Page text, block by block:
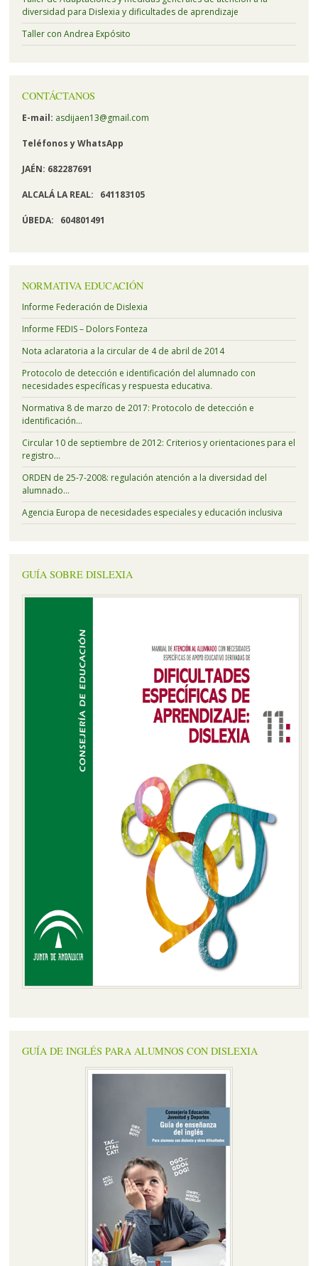
diversidad para Dislexia y dificultades de aprendizaje
Taller con Andrea Expósito
CONTÁCTANOS
E-mail: asdijaen13@gmail.com
Teléfonos yWhatsApp
JAÉN: 682287691
ALCALÁ LA REAL: 641183105
ÚBEDA: 604801491
NORMATIVA EDUCACIÓN
Informe Federación de Dislexia
Informe FEDIS – Dolors Fonteza
Nota aclaratoria a la circular de 4 de abril de 2014
Protocolo de detección e identificación del alumnado con
necesidades específicas y respuesta educativa.
Normativa 8 de marzo de 2017: Protocolo de detección e
identificación…
Circular 10 de septiembre de 2012: Criterios y orientaciones para el
registro…
ORDEN de 25-7-2008: regulación atención a la diversidad del
alumnado…
Agencia Europa de necesidades especiales y educación inclusiva
GUÍA SOBRE DISLEXIA
GUÍA DE INGLÉS PARA ALUMNOS CON DISLEXIA